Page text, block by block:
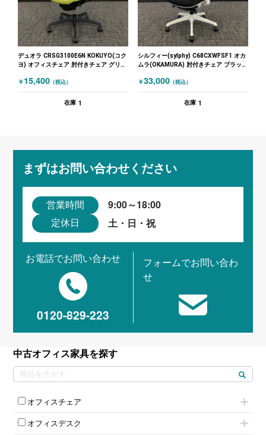
デュオラ CRSG3100E6N KOKUYO(コク
ヨ) オフィスチェア 肘付きチェア グリー
￥ 15,400 （税込）
在庫 1
シルフィー(sylphy) C68CXWFSF1 オカ
ムラ(OKAMURA) 肘付きチェア ブラック
￥33,000 （税込）
在庫 1
まずはお問い合わせください
営業時間 9:00～18:00
定休日 土・日・祝
お電話でお問い合わせ
0120-829-223
フォームでお問い合わ
せ
中古オフィス家具を探す
オフィスチェア
肘無しチェア
オフィスデスク